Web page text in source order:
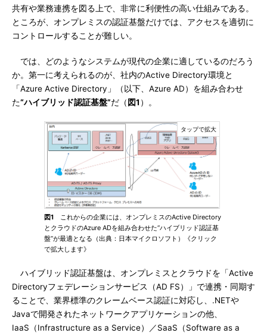
共有や業務連携を図る上で、非常に利便性の高い仕組みである。
ところが、オンプレミスの認証基盤だけでは、アクセスを適切に
コントロールすることが難しい。
では、どのようなシステムが現代の企業に適しているのだろう
か。第一に考えられるのが、社内のActive Directory環境と
「Azure Active Directory」（以下、Azure AD）を組み合わせ
た“ハイブリッド認証基盤”だ（ 図1 ）。
図1 これからの企業には、オンプレミスのActive Directory
とクラウドのAzure ADを組み合わせた“ハイブリッド認証基
盤”が最適となる（出典：日本マイクロソフト）《クリック
で拡大します》
ハイブリッド認証基盤は、オンプレミスとクラウドを「Active
Directoryフェデレーションサービス（AD FS）」で連携・同期す
ることで、業界標準のクレームベース認証に対応し、.NETや
Javaで開発されたネットワークアプリケーションの他、
IaaS（Infrastructure as a Service）／SaaS（Software as a